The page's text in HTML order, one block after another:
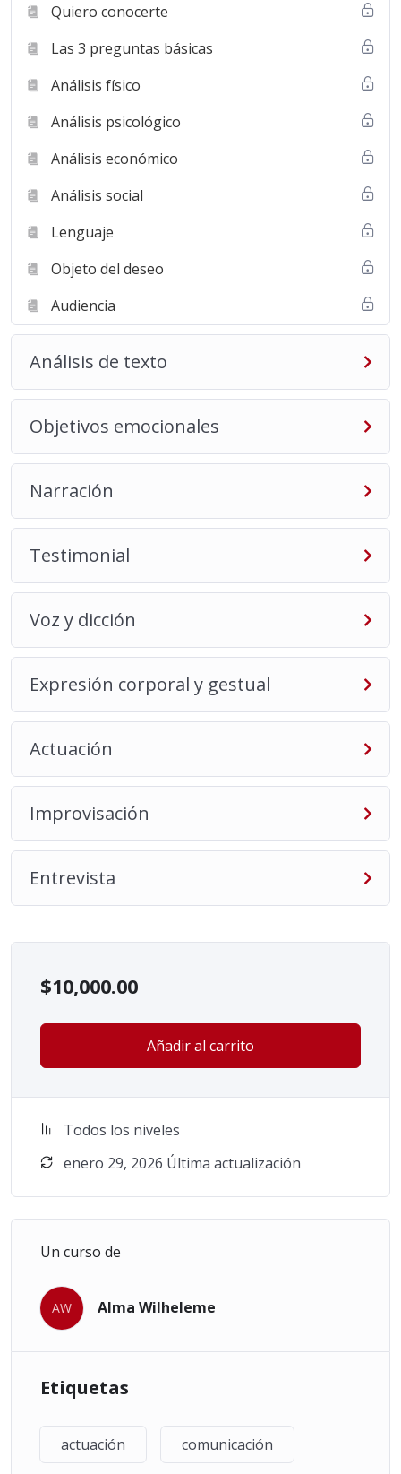
Quiero conocerte
Las 3 preguntas básicas
Análisis físico
Análisis psicológico
Análisis económico
Análisis social
Lenguaje
Objeto del deseo
Audiencia
Análisis de texto
Objetivos emocionales
Narración
Testimonial
Voz y dicción
Expresión corporal y gestual
Actuación
Improvisación
Entrevista
$10,000.00
Añadir al carrito
Todos los niveles
enero 29, 2026 Última actualización
Un curso de
AW Alma Wilheleme
Etiquetas
actuación comunicación